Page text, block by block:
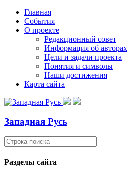
Главная
События
О проекте
Редакционный совет
Информация об авторах
Цели и задачи проекта
Понятия и символы
Наши достижения
Карта сайта
Западная Русь
Разделы сайта